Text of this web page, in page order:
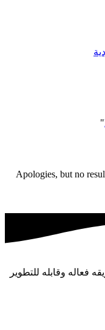
Apologies, but no
فعاله وقابله للتطوير